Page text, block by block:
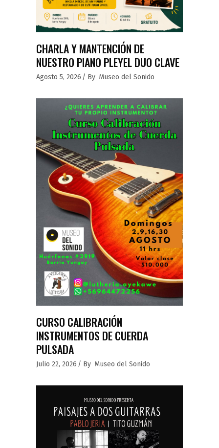
CHARLA Y MANTENCIÓN DE
NUESTRO PIANO PLEYEL DUO CLAVE
Agosto 5, 2026 By Museo del Sonido
CURSO CALIBRACIÓN
INSTRUMENTOS DE CUERDA
PULSADA
Julio 22, 2026 By Museo del Sonido